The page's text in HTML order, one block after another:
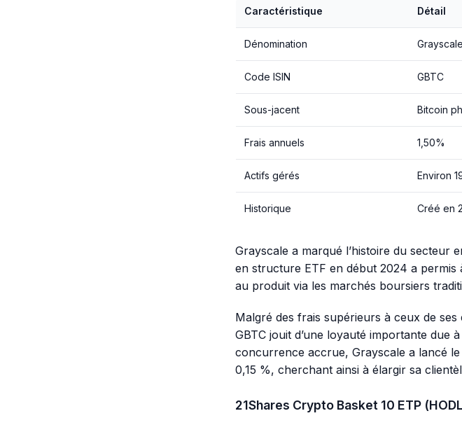
Caractéristique Détail
Dénomination
Code ISIN GBTC
Sous-jacent Bitcoin
Frais annuels 1,50%
Actifs gérés Environ
Historique Créé en
Grayscale a marqué l’histoire du secteur
en structure ETF en début 2024 a permis
au produit via les marchés boursiers
Malgré des frais supérieurs à ceux de
GBTC jouit d’une loyauté importante due
concurrence accrue, Grayscale a lancé
0,15 %, cherchant ainsi à élargir sa
21Shares Crypto Basket 10 ETP